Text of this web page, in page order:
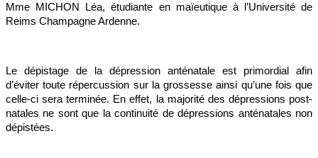
Mme MICHON Léa, étudiante en maïeutique à l’Université de
Reims Champagne Ardenne.
Le dépistage de la dépression anténatale est primordial afin
d’éviter toute répercussion sur la grossesse ainsi qu’une fois que
celle-ci sera terminée. En effet, la majorité des dépressions post-
natales ne sont que la continuité de dépressions anténatales non
dépistées.